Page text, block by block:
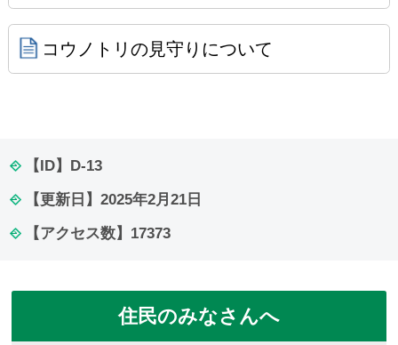
コウノトリの見守りについて
【ID】 D-13
【更新日】 2025年2月21日
【アクセス数】 17373
住民のみなさんへ